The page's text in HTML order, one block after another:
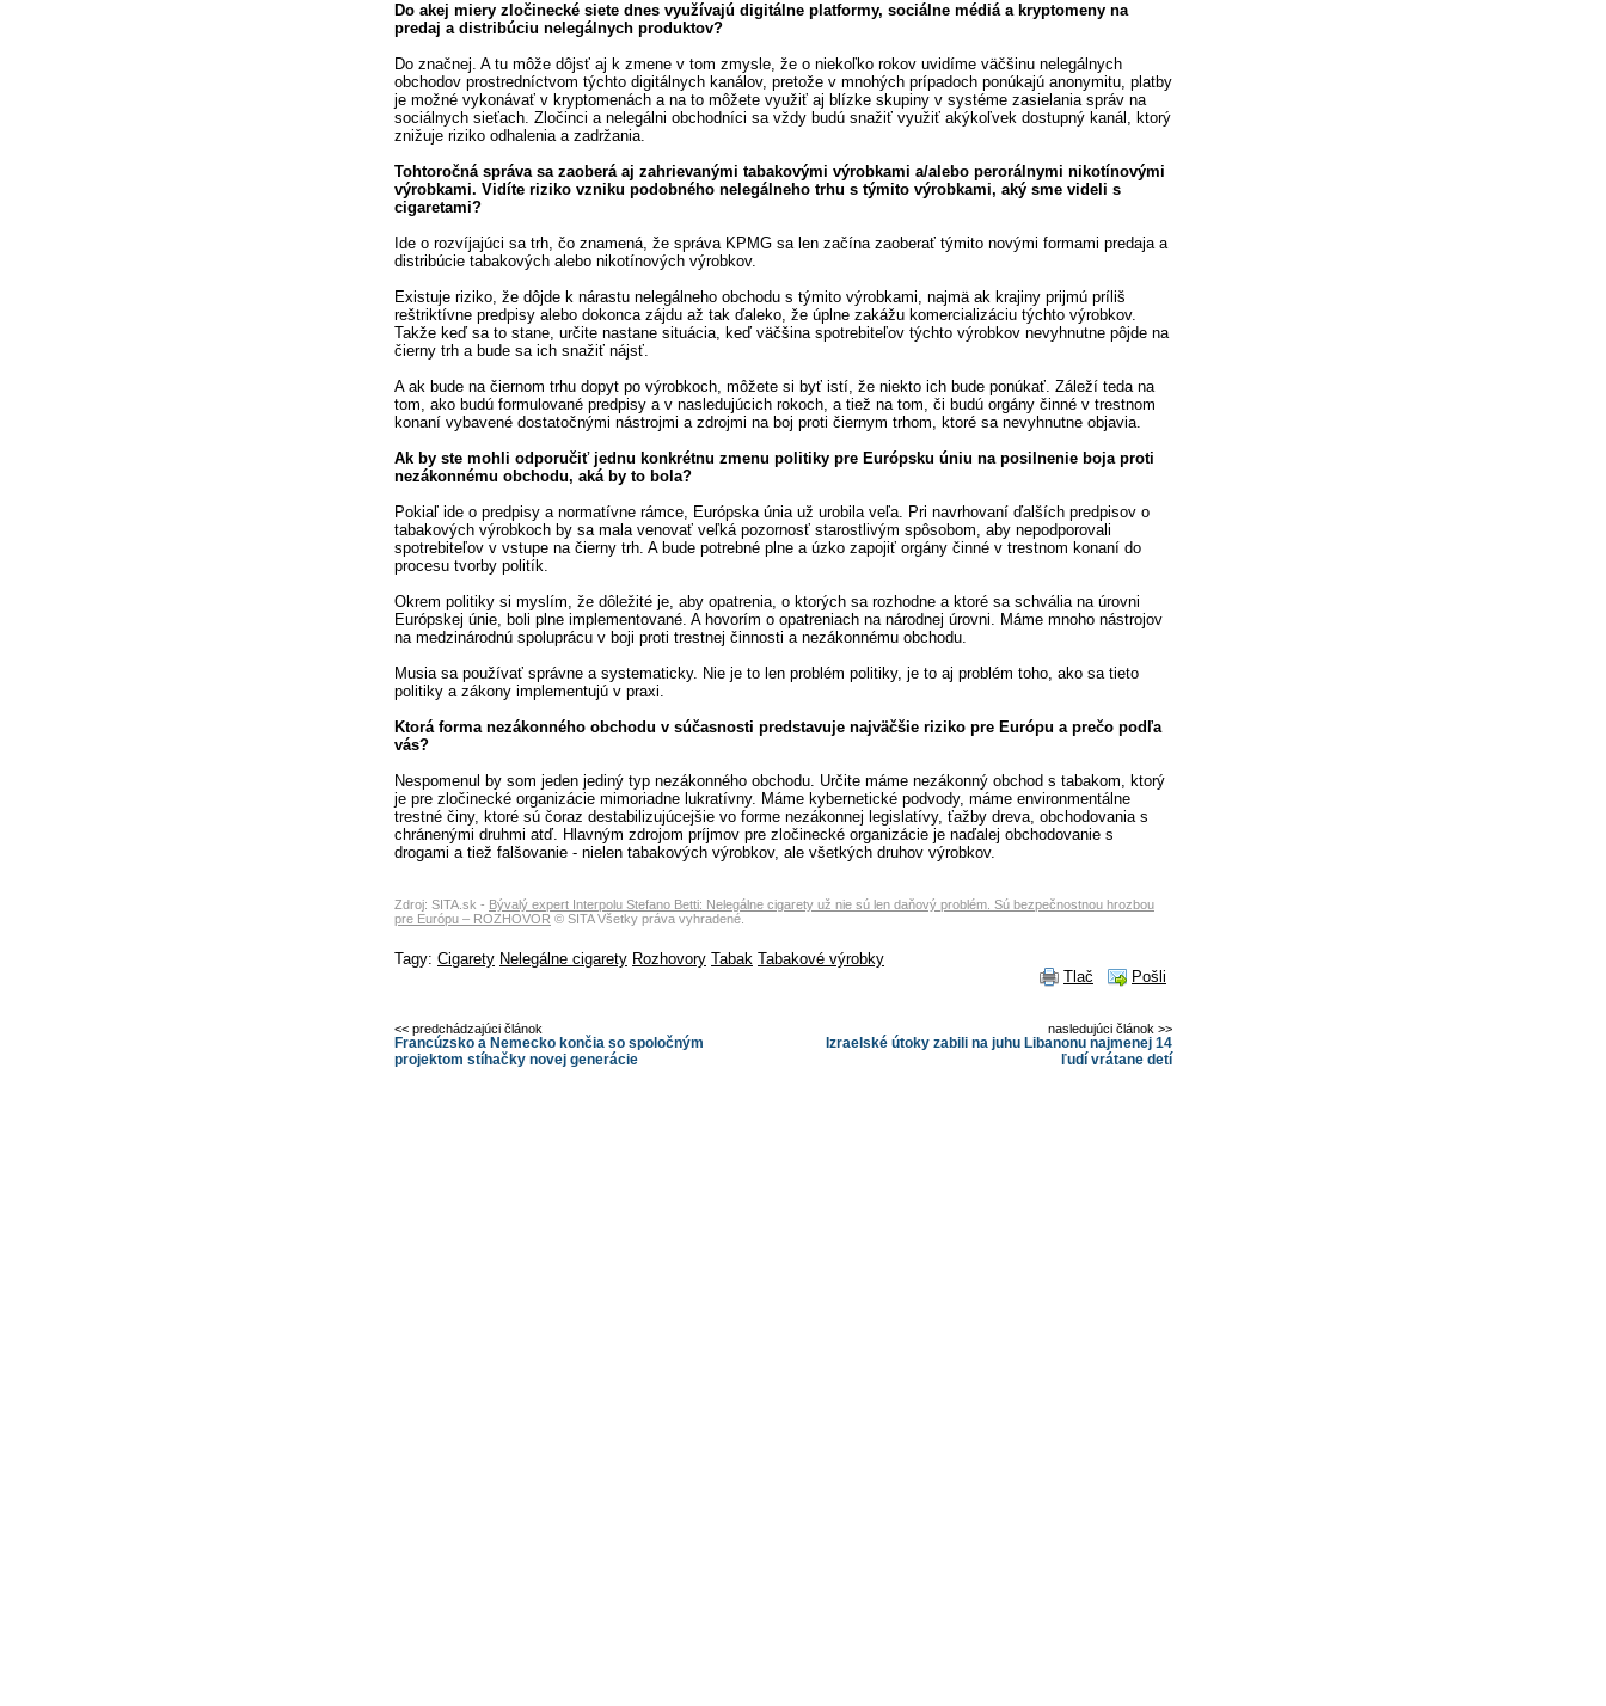
Do akej miery zločinecké siete dnes využívajú digitálne platformy, sociálne médiá a kryptomeny na
predaj a distribúciu nelegálnych produktov?
Do značnej. A tu môže dôjsť aj k zmene v tom zmysle, že o niekoľko rokov uvidíme väčšinu nelegálnych
obchodov prostredníctvom týchto digitálnych kanálov, pretože v mnohých prípadoch ponúkajú anonymitu, platby
je možné vykonávať v kryptomenách a na to môžete využiť aj blízke skupiny v systéme zasielania správ na
sociálnych sieťach. Zločinci a nelegálni obchodníci sa vždy budú snažiť využiť akýkoľvek dostupný kanál, ktorý
znižuje riziko odhalenia a zadržania.
Tohtoročná správa sa zaoberá aj zahrievanými tabakovými výrobkami a/alebo perorálnymi nikotínovými
výrobkami. Vidíte riziko vzniku podobného nelegálneho trhu s týmito výrobkami, aký sme videli s
cigaretami?
Ide o rozvíjajúci sa trh, čo znamená, že správa KPMG sa len začína zaoberať týmito novými formami predaja a
distribúcie tabakových alebo nikotínových výrobkov.
Existuje riziko, že dôjde k nárastu nelegálneho obchodu s týmito výrobkami, najmä ak krajiny prijmú príliš
reštriktívne predpisy alebo dokonca zájdu až tak ďaleko, že úplne zakážu komercializáciu týchto výrobkov.
Takže keď sa to stane, určite nastane situácia, keď väčšina spotrebiteľov týchto výrobkov nevyhnutne pôjde na
čierny trh a bude sa ich snažiť nájsť.
A ak bude na čiernom trhu dopyt po výrobkoch, môžete si byť istí, že niekto ich bude ponúkať. Záleží teda na
tom, ako budú formulované predpisy a v nasledujúcich rokoch, a tiež na tom, či budú orgány činné v trestnom
konaní vybavené dostatočnými nástrojmi a zdrojmi na boj proti čiernym trhom, ktoré sa nevyhnutne objavia.
Ak by ste mohli odporučiť jednu konkrétnu zmenu politiky pre Európsku úniu na posilnenie boja proti
nezákonnému obchodu, aká by to bola?
Pokiaľ ide o predpisy a normatívne rámce, Európska únia už urobila veľa. Pri navrhovaní ďalších predpisov o
tabakových výrobkoch by sa mala venovať veľká pozornosť starostlivým spôsobom, aby nepodporovali
spotrebiteľov v vstupe na čierny trh. A bude potrebné plne a úzko zapojiť orgány činné v trestnom konaní do
procesu tvorby politík.
Okrem politiky si myslím, že dôležité je, aby opatrenia, o ktorých sa rozhodne a ktoré sa schvália na úrovni
Európskej únie, boli plne implementované. A hovorím o opatreniach na národnej úrovni. Máme mnoho nástrojov
na medzinárodnú spoluprácu v boji proti trestnej činnosti a nezákonnému obchodu.
Musia sa používať správne a systematicky. Nie je to len problém politiky, je to aj problém toho, ako sa tieto
politiky a zákony implementujú v praxi.
Ktorá forma nezákonného obchodu v súčasnosti predstavuje najväčšie riziko pre Európu a prečo podľa
vás?
Nespomenul by som jeden jediný typ nezákonného obchodu. Určite máme nezákonný obchod s tabakom, ktorý
je pre zločinecké organizácie mimoriadne lukratívny. Máme kybernetické podvody, máme environmentálne
trestné činy, ktoré sú čoraz destabilizujúcejšie vo forme nezákonnej legislatívy, ťažby dreva, obchodovania s
chránenými druhmi atď. Hlavným zdrojom príjmov pre zločinecké organizácie je naďalej obchodovanie s
drogami a tiež falšovanie - nielen tabakových výrobkov, ale všetkých druhov výrobkov.
Zdroj: SITA.sk - Bývalý expert Interpolu Stefano Betti: Nelegálne cigarety už nie sú len daňový problém. Sú bezpečnostnou hrozbou
pre Európu – ROZHOVOR © SITA Všetky práva vyhradené.
Tagy: Cigarety Nelegálne cigarety Rozhovory Tabak Tabakové výrobky
Tlač
Pošli
nasledujúci článok >>
Izraelské útoky zabili na juhu Libanonu najmenej 14
ľudí vrátane detí
<< predchádzajúci článok
Francúzsko a Nemecko končia so spoločným
projektom stíhačky novej generácie